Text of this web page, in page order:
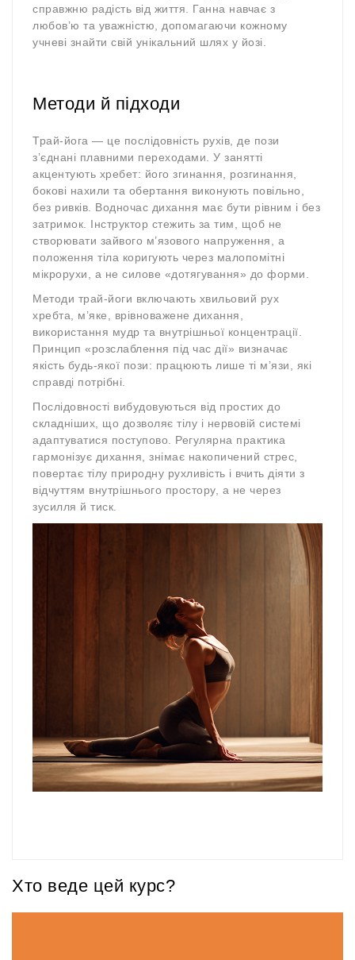
справжню радість від життя. Ганна навчає з
любов’ю та уважністю, допомагаючи кожному
учневі знайти свій унікальний шлях у йозі.
Методи й підходи
Трай-йога — це послідовність рухів, де пози
з’єднані плавними переходами. У занятті
акцентують хребет: його згинання, розгинання,
бокові нахили та обертання виконують повільно,
без ривків. Водночас дихання має бути рівним і без
затримок. Інструктор стежить за тим, щоб не
створювати зайвого м’язового напруження, а
положення тіла коригують через малопомітні
мікрорухи, а не силове «дотягування» до форми.
Методи трай-йоги включають хвильовий рух
хребта, м’яке, врівноважене дихання,
використання мудр та внутрішньої концентрації.
Принцип «розслаблення під час дії» визначає
якість будь-якої пози: працюють лише ті м’язи, які
справді потрібні.
Послідовності вибудовуються від простих до
складніших, що дозволяє тілу і нервовій системі
адаптуватися поступово. Регулярна практика
гармонізує дихання, знімає накопичений стрес,
повертає тілу природну рухливість і вчить діяти з
відчуттям внутрішнього простору, а не через
зусилля й тиск.
Хто веде цей курс?